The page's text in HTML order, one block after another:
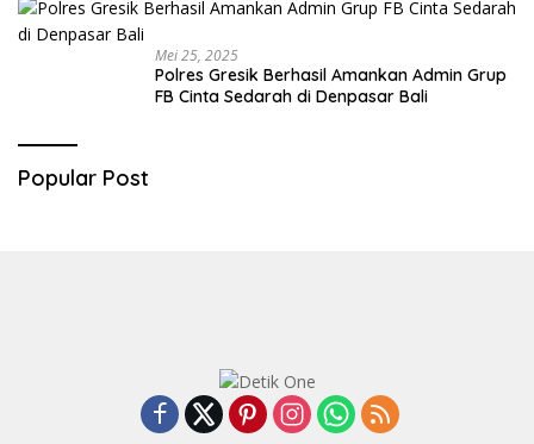
Mei 25, 2025
Polres Gresik Berhasil Amankan Admin Grup
FB Cinta Sedarah di Denpasar Bali
Popular Post